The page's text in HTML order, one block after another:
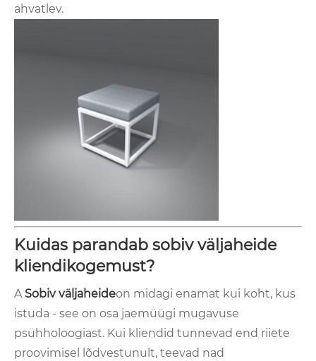
ahvatlev.
Kuidas parandab sobiv väljaheide
kliendikogemust?
A Sobiv väljaheideon midagi enamat kui koht, kus
istuda - see on osa jaemüügi mugavuse
psühholoogiast. Kui kliendid tunnevad end riiete
proovimisel lõdvestunult, teevad nad